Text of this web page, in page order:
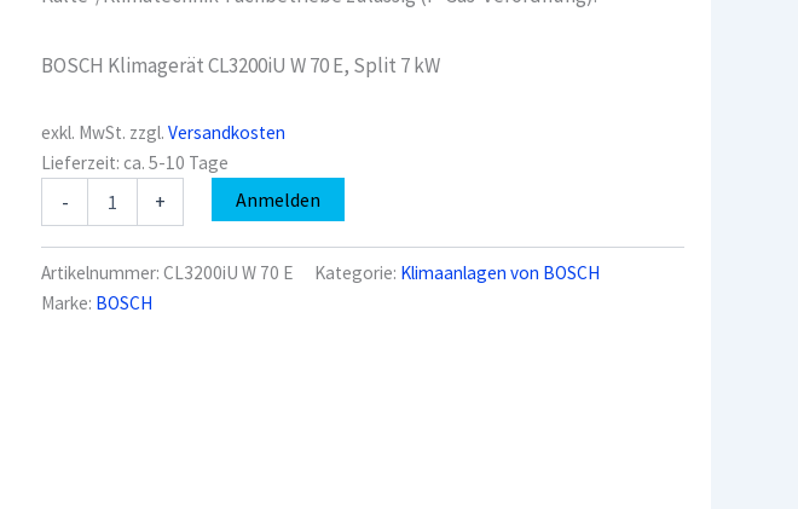
BOSCH Klimagerät CL3200iU W 70 E, Split 7 kW
exkl. MwSt. zzgl.Versandkosten
Lieferzeit:ca. 5-10 Tage
-
Klimagerät
W
70
E,
+ Anmelden
Artikelnummer:CL3200iU W 70 E Kategorie: Klimaanlagen von BOSCH
Marke: BOSCH